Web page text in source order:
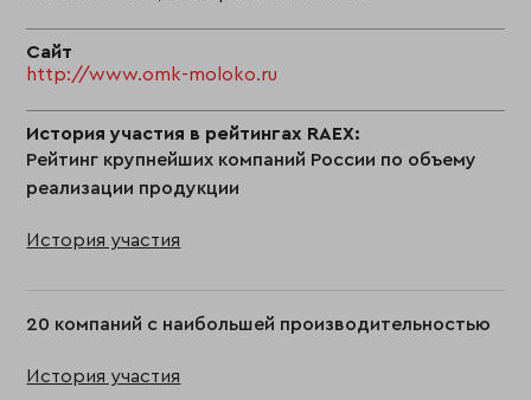
Сайт
http://www.omk-moloko.ru
История участия в рейтингах RAEX:
Рейтинг крупнейших компаний России по объему
реализации продукции
История участия
20 компаний с наибольшей производительностью
История участия